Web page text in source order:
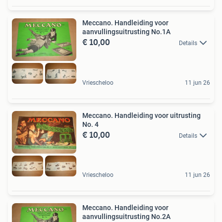
Meccano. Handleiding voor
aanvullingsuitrusting No.1A
€ 10,00 Details
Vriescheloo 11 jun 26
Meccano. Handleiding voor uitrusting
No. 4
€ 10,00 Details
Vriescheloo 11 jun 26
Meccano. Handleiding voor
aanvullingsuitrusting No.2A